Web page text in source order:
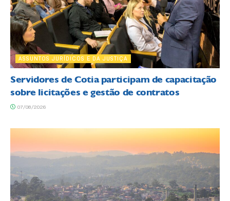
ASSUNTOS JURÍDICOS E DA JUSTIÇA
Servidores de Cotia participam de capacitação
sobre licitações e gestão de contratos
07/08/2026